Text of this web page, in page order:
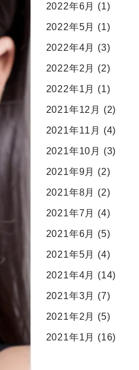
2022年6月 (1)
2022年5月 (1)
2022年4月 (3)
2022年2月 (2)
2022年1月 (1)
2021年12月 (2)
2021年11月 (4)
2021年10月 (3)
2021年9月 (2)
2021年8月 (2)
2021年7月 (4)
2021年6月 (5)
2021年5月 (4)
2021年4月 (14)
2021年3月 (7)
2021年2月 (5)
2021年1月 (16)